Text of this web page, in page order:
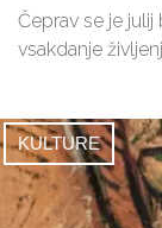
Čeprav se je
vsakdanje
KULTURE